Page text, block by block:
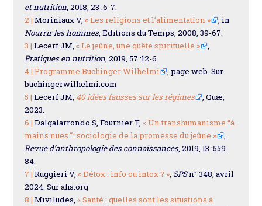
et nutrition, 2018, 23 :6-7.
2 | Moriniaux V,« Les religions et l’alimentation »
, in
Nourrir les hommes, Éditions du Temps, 2008, 39-67.
3 | Lecerf JM,« Le jeûne, une quête spirituelle »
,
Pratiques en nutrition, 2019, 57 :12-6.
4 | Programme Buchinger Wilhelmi
, page web. Sur
buchingerwilhelmi.com
5 | Lecerf JM, 40 idées fausses sur les régimes
, Quæ,
2023.
6 | Dalgalarrondo S, Fournier T,« Un transhumanisme “à
mains nues”: sociologie de la promesse du jeûne »
,
Revue d’anthropologie des connaissances, 2019, 13 :559-
84.
7 | Ruggieri V,« Détox : info ou intox ? », SPSn° 348, avril
2024. Sur afis.org
8 | Miviludes,« Santé : quelles sont les situations à